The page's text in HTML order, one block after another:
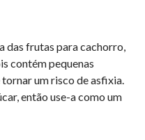
das frutas para cachorro,
contém pequenas
um risco de asfixia.
então use-a como um